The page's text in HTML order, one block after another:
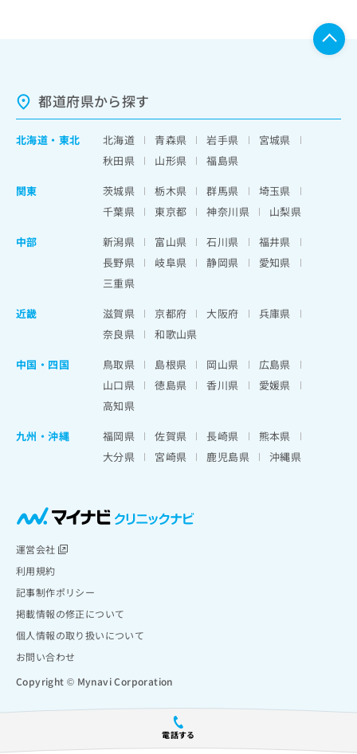
電話する
都道府県から探す
北海道 ・ 東北 北海道 青森県 岩手県
宮城県
秋田県
山形県
福島県
関東
茨城県 栃木県 群馬県
埼玉県
千葉県
東京都 神奈川県
山梨県
中部
新潟県 富山県 石川県
福井県
長野県
岐阜県 静岡県
愛知県
三重県
近畿
滋賀県 京都府 大阪府
兵庫県
奈良県
和歌山県
中国・四国
鳥取県 島根県 岡山県
広島県
山口県
徳島県 香川県
愛媛県
高知県
九州・沖縄
福岡県 佐賀県 長崎県
熊本県
大分県
宮崎県 鹿児島県 沖縄県
運営会社
利用規約
記事制作ポリシー
掲載情報の修正について
個人情報の取り扱いについて
お問い合わせ
Copyright © Mynavi Corporation